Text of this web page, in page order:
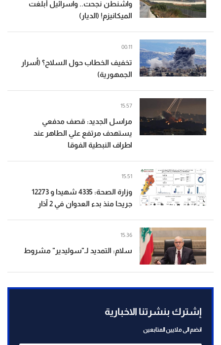
واشنطن نجحت.. واسرائيل أبلغت
الميكانيزم! (الديار)
تخفيف الخطاب حول السلاح؟ (أسرار
الجمهورية)
00:11
مراسل الجديد: قصف مدفعي
يستهدف مرتفع علي الطاهر عند
اطراف النبطية الفوقا
15:57
وزارة الصحة: 4335 شهيدا و 12273
جريحا منذ بدء العدوان في 2 آذار
15:51
سلام: التمديد لـ"سوليدير" مشروط
15:36
إشترك بنشرتنا الاخبارية
انضم الى ملايين المتابعين